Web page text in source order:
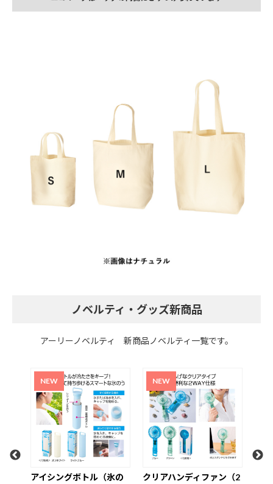
ノベルティ・グッズ新商品
アーリーノベルティ 新商品ノベルティ一覧です。
クリアハンディファン（2
超大容量真空ステンレス
取っ手付きタンブラー1．
2L（印刷タイプ）
単色
1個￥1225.0～
（1,000個）